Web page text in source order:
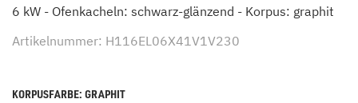
6 kW - Ofenkacheln: schwarz-glänzend - Korpus: graphit
Artikelnummer: H116EL06X41V1V230
KORPUSFARBE: GRAPHIT